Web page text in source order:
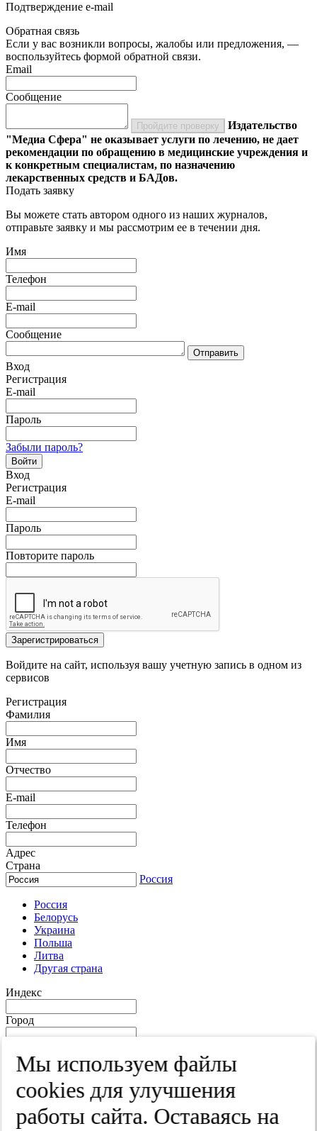
Подтверждение e-mail
Обратная связь
Если у вас возникли вопросы, жалобы или предложения, —
воспользуйтесь формой обратной связи.
Email
Сообщение
Пройдите проверку
Издательство
"Медиа Сфера" не оказывает услуги по лечению, не дает
рекомендации по обращению в медицинские учреждения и
к конкретным специалистам, по назначению
лекарственных средств и БАДов.
Подать заявку
Вы можете стать автором одного из наших журналов,
отправьте заявку и мы рассмотрим ее в течении дня.
Имя
Телефон
E-mail
Сообщение
Отправить
Вход
Регистрация
E-mail
Пароль
Забыли пароль?
Войти
Вход
Регистрация
E-mail
Пароль
Повторите пароль
Зарегистрироваться
Войдите на сайт, используя вашу учетную запись в одном из
сервисов
Регистрация
Фамилия
Имя
Отчество
E-mail
Телефон
Адрес
Страна
Россия
Россия
Белорусь
Украина
Польша
Литва
Другая страна
Индекс
Город
Улица
Мы используем файлы
cооkies для улучшения
работы сайта. Оставаясь на